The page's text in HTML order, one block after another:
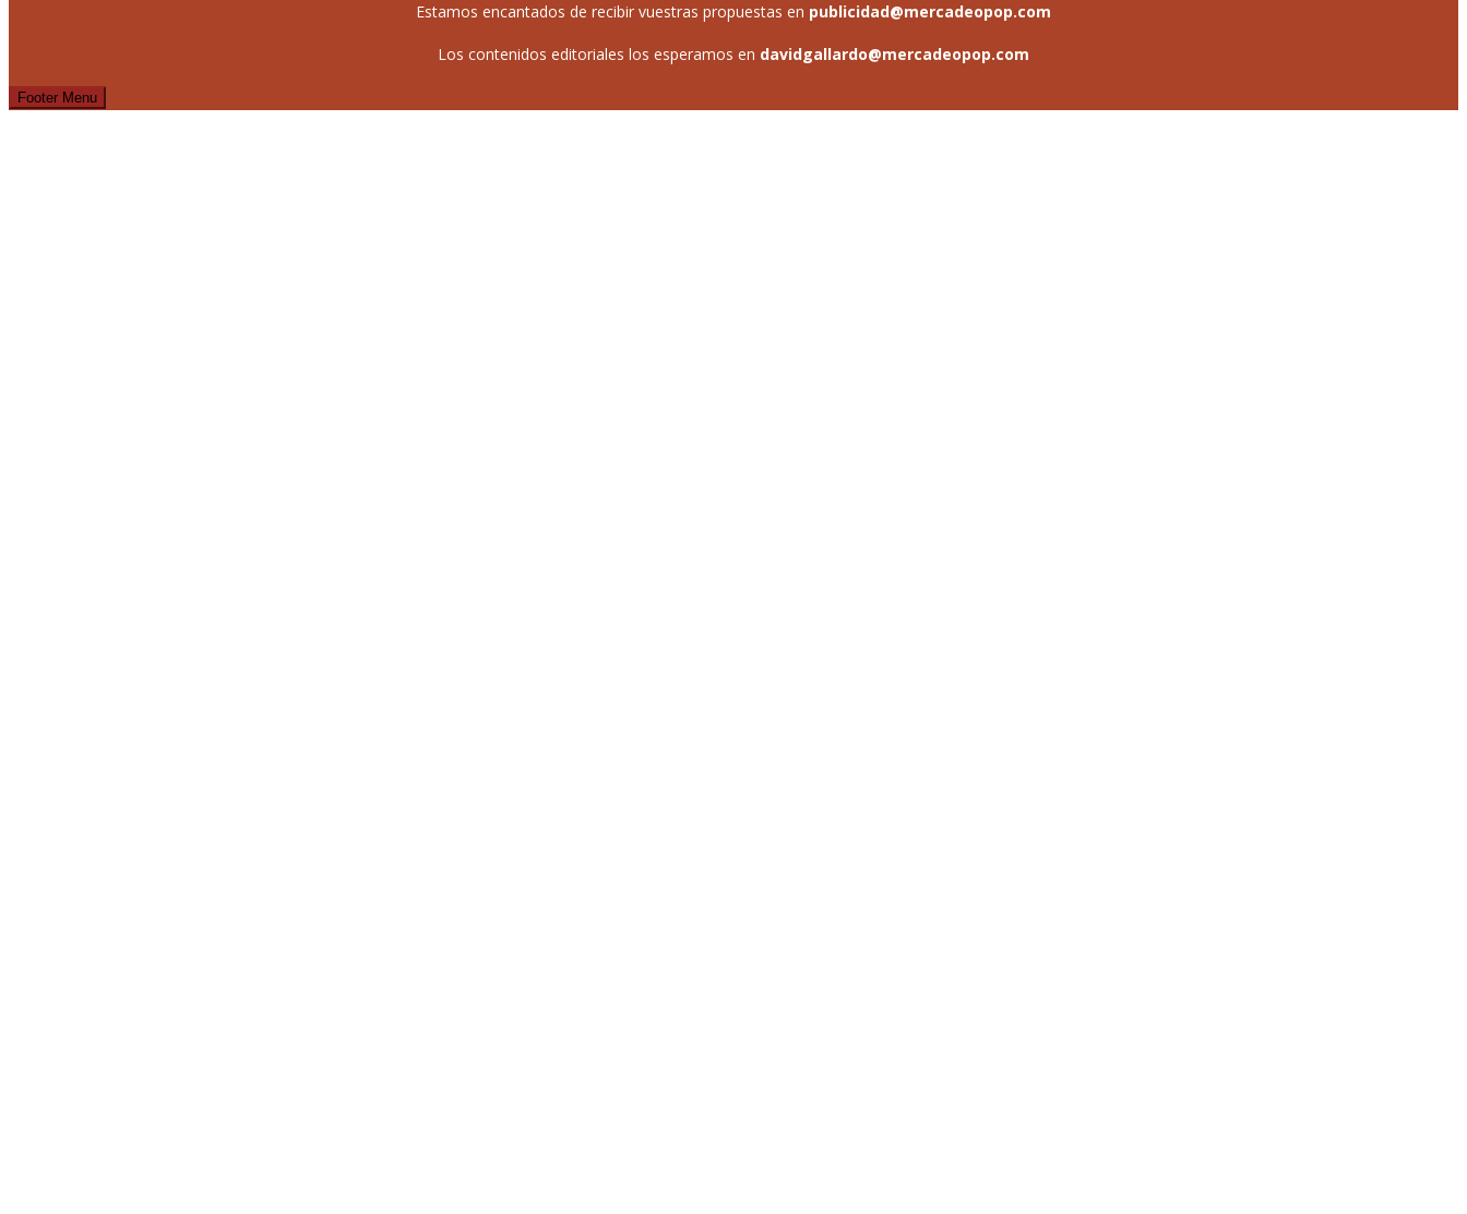
Estamos encantados de recibir vuestras propuestas en publicidad@mercadeopop.com
Los contenidos editoriales los esperamos en davidgallardo@mercadeopop.com
Footer Menu